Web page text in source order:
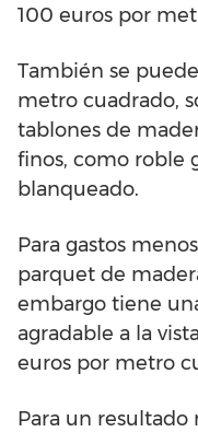
100 euros por
También se
metro cuadrado,
tablones de
finos, como roble
blanqueado.
Para gastos
parquet de
embargo tiene
agradable a la
euros por metro
Para un resultado